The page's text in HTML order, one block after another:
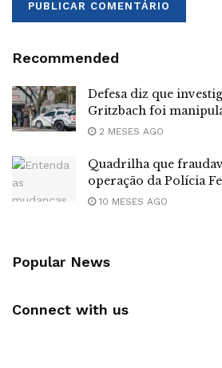
Recommended
Defesa diz que
Gritzbach foi
2 MESES AGO
Quadrilha que
operação da Polícia
10 MESES AGO
Popular News
Connect with us